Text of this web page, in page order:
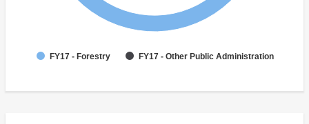
FY17 - Forestry FY17 - Other Public Administration